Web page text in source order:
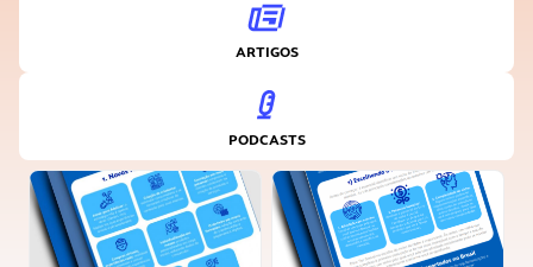
ARTIGOS
PODCASTS